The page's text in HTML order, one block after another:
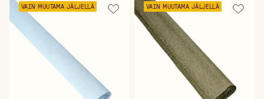
VAIN MUUTAMA JÄLJELLÄ VAIN MUUTAMA JÄLJELLÄ